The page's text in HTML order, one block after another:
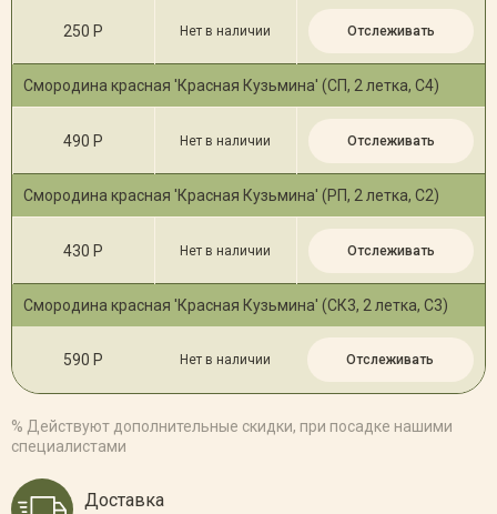
250 Р Нет в наличии Отслеживать
Смородина красная 'Красная Кузьмина' (СП, 2 летка, С4)
490 Р Нет в наличии Отслеживать
Смородина красная 'Красная Кузьмина' (РП, 2 летка, С2)
430 Р Нет в наличии Отслеживать
Смородина красная 'Красная Кузьмина' (СК3, 2 летка, С3)
590 Р Нет в наличии Отслеживать
% Действуют дополнительные скидки, при посадке нашими
специалистами
Доставка